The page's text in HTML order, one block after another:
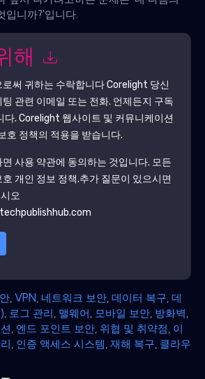
입니까?'입니다.
해
써 귀하는 수락합니다Corelight 당신
관련 이메일 또는 전화. 언제든지 구독
다. Corelight 웹사이트 및 커뮤니케이션
호 정책의 적용을 받습니다.
사용 약관에 동의하는 것입니다. 모든
호 개인 정보 정책.추가 질문이 있으시면
오
VPN 네트워크 보안 데이터 복구 데
로그 관리 맬웨어 모바일 보안 방화벽
엔드 포인트 보안 위협 및 취약점 이
인증 액세스 시스템 재해 복구 클라우